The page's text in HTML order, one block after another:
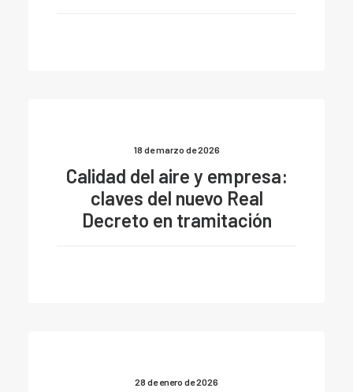
18 de marzo de 2026
Calidad del aire y empresa:
claves del nuevo Real
Decreto en tramitación
28 de enero de 2026